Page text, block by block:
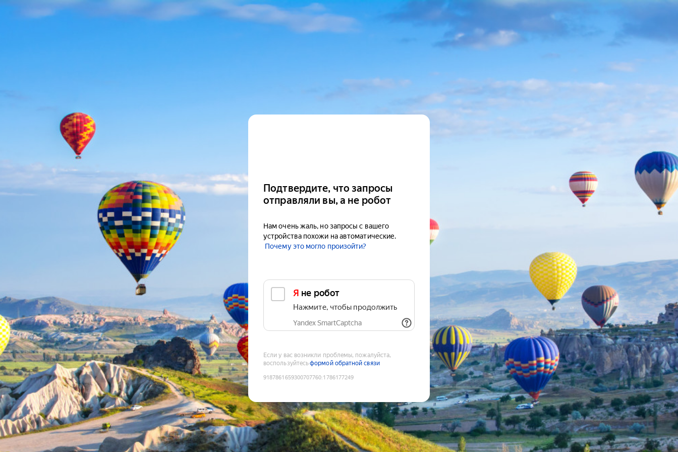
Подтвердите, что запросы
отправляли вы, а не робот
Нам очень жаль, но запросы с вашего
устройства похожи на автоматические.
Почему это могло произойти?
Я не робот
Нажмите, чтобы продолжить
Yandex SmartCaptcha
Если у вас возникли проблемы, пожалуйста,
воспользуйтесьформой обратной связи
9187861659300707760:1786177249